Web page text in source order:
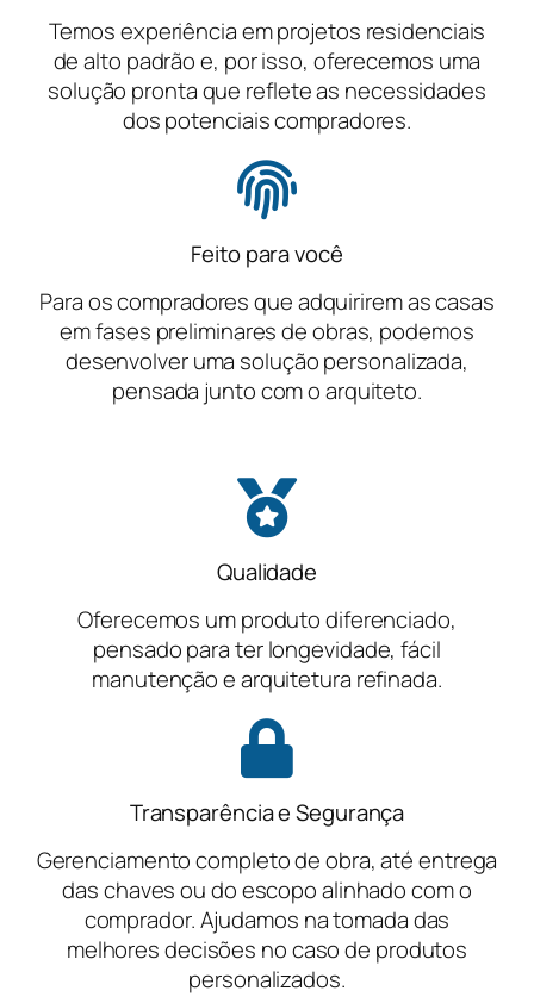
Temos experiência em projetos residenciais
de alto padrão e, por isso, oferecemos uma
solução pronta que reflete as necessidades
dos potenciais compradores.
Feito para você
Para os compradores que adquirirem as casas
em fases preliminares de obras, podemos
desenvolver uma solução personalizada,
pensada junto com o arquiteto.
Qualidade
Oferecemos um produto diferenciado,
pensado para ter longevidade, fácil
manutenção e arquitetura refinada.
Transparência e Segurança
Gerenciamento completo de obra, até entrega
das chaves ou do escopo alinhado com o
comprador. Ajudamos na tomada das
melhores decisões no caso de produtos
personalizados.